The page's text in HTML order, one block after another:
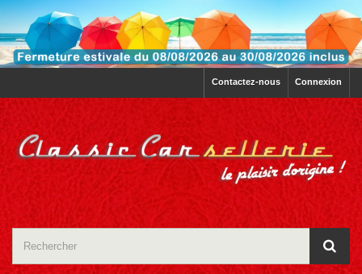
Connexion
Contactez-nous